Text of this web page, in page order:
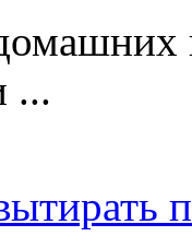
...